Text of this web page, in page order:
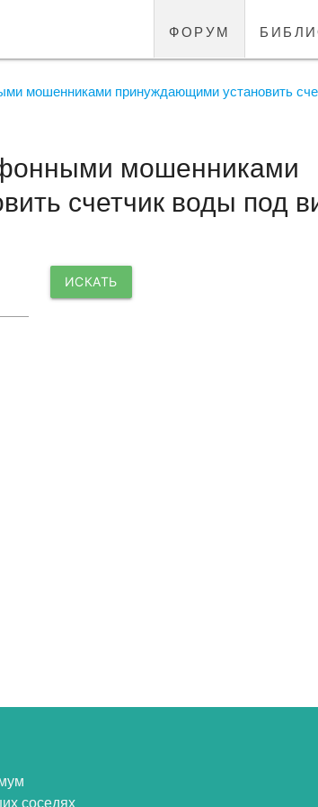
форум
мошенниками принуждающими установить
мошенниками
счетчик воды под
ИСКАТЬ
соседях